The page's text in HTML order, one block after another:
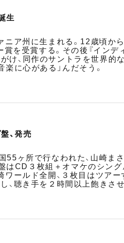
生
ア州に生まれる。12歳頃か
を受賞する。その後『イン
け、同作のサントラを世界
に心がある」んだそう。
、発売
ヶ所で行なわれた、山崎ま
はCD３枚組＋オマケのシン
ワールド全開、３枚目はツア
、聴き手を２時間以上飽きさ